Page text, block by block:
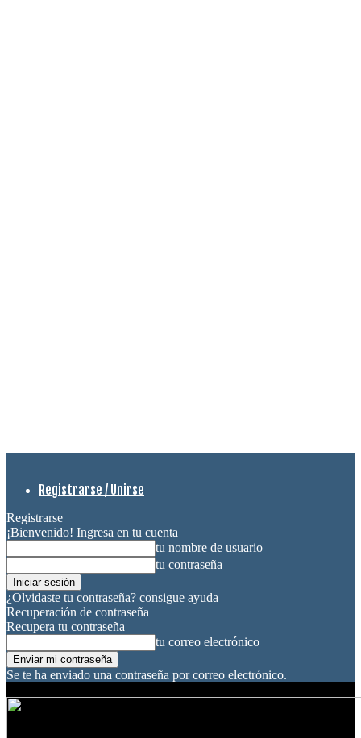
Registrarse / Unirse
Registrarse
¡Bienvenido! Ingresa en tu cuenta
tu nombre de usuario
tu contraseña
¿Olvidaste tu contraseña? consigue ayuda
Recuperación de contraseña
Recupera tu contraseña
tu correo electrónico
Se te ha enviado una contraseña por correo electrónico.